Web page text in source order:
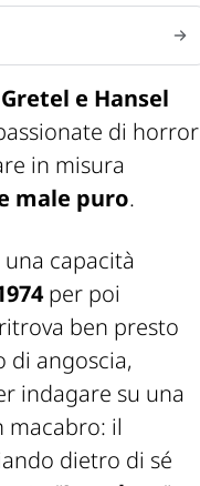
Gretel e Hansel
di horror
in misura
male puro.
capacità
per poi
ben presto
di angoscia,
indagare su una
macabro: il
dietro di sé